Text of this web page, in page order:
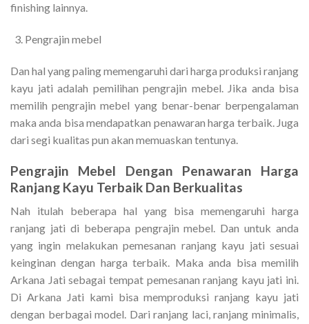
finishing lainnya.
Pengrajin mebel
Dan hal yang paling memengaruhi dari harga produksi ranjang
kayu jati adalah pemilihan pengrajin mebel. Jika anda bisa
memilih pengrajin mebel yang benar-benar berpengalaman
maka anda bisa mendapatkan penawaran harga terbaik. Juga
dari segi kualitas pun akan memuaskan tentunya.
Pengrajin Mebel Dengan Penawaran Harga
Ranjang Kayu Terbaik Dan Berkualitas
Nah itulah beberapa hal yang bisa memengaruhi harga
ranjang jati di beberapa pengrajin mebel. Dan untuk anda
yang ingin melakukan pemesanan ranjang kayu jati sesuai
keinginan dengan harga terbaik. Maka anda bisa memilih
Arkana Jati sebagai tempat pemesanan ranjang kayu jati ini.
Di Arkana Jati kami bisa memproduksi ranjang kayu jati
dengan berbagai model. Dari ranjang laci, ranjang minimalis,